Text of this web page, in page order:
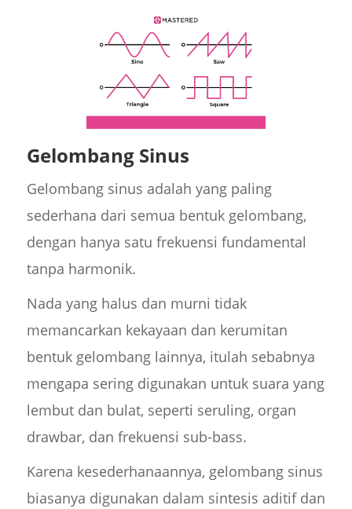
Gelombang Sinus
Gelombang sinus adalah yang paling
sederhana dari semua bentuk gelombang,
dengan hanya satu frekuensi fundamental
tanpa harmonik.
Nada yang halus dan murni tidak
memancarkan kekayaan dan kerumitan
bentuk gelombang lainnya, itulah sebabnya
mengapa sering digunakan untuk suara yang
lembut dan bulat, seperti seruling, organ
drawbar, dan frekuensi sub-bass.
Karena kesederhanaannya, gelombang sinus
biasanya digunakan dalam sintesis aditif dan